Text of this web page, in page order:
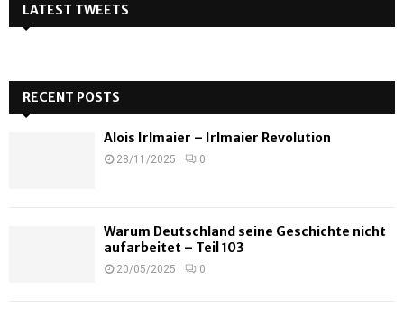
LATEST TWEETS
RECENT POSTS
Alois Irlmaier – Irlmaier Revolution
28/11/2025 0
Warum Deutschland seine Geschichte nicht
aufarbeitet – Teil 103
20/05/2025 0